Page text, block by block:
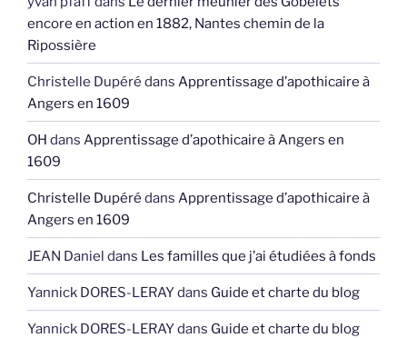
encore en action en 1882, Nantes chemin de la
Ripossière
Christelle Dupéré dans Apprentissage d’apothicaire à
Angers en 1609
OH dans Apprentissage d’apothicaire à Angers en
1609
Christelle Dupéré dans Apprentissage d’apothicaire à
Angers en 1609
JEAN Daniel dans Les familles que j’ai étudiées à fonds
Yannick DORES-LERAYdans Guide et charte du blog
Yannick DORES-LERAYdans Guide et charte du blog